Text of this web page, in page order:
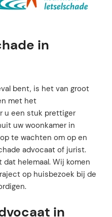
in
bent, is het van groot
met het
u een stuk prettiger
uw woonkamer in
te wachten om op en
advocaat of jurist.
helemaal. Wij komen
op huisbezoek bij de
in